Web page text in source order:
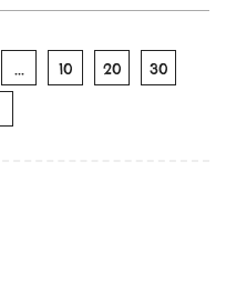
... 10 20 30